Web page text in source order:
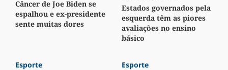
Câncer de Joe Biden se
espalhou e ex-presidente
sente muitas dores
Estados governados pela
esquerda têm as piores
avaliações no ensino
básico
Esporte Esporte